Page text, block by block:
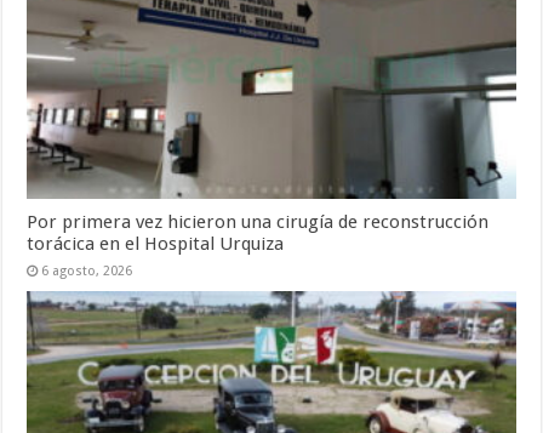
Por primera vez hicieron una cirugía de reconstrucción
torácica en el Hospital Urquiza
6 agosto, 2026